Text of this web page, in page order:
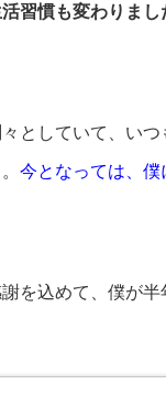
習慣も変わりまし
としていて、い
今となっては、僕
を込めて、僕が